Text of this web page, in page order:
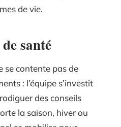
de vie.
santé
se contente pas de
: l’équipe s’investit
des conseils
la saison, hiver ou